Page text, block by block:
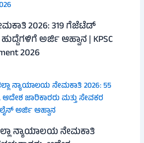
2026: 319 ಗೆಜೆಟೆಡ್
ಅರ್ಜಿ ಆಹ್ವಾನ | KPSC
2026
ನ್ಯಾಯಾಲಯ ನೇಮಕಾತಿ